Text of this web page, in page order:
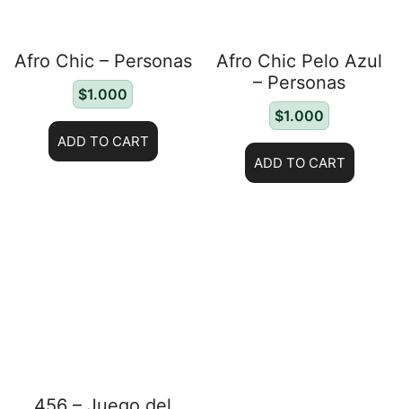
Afro Chic – Personas
$1.000
ADD TO CART
Afro Chic Pelo Azul
– Personas
$1.000
ADD TO CART